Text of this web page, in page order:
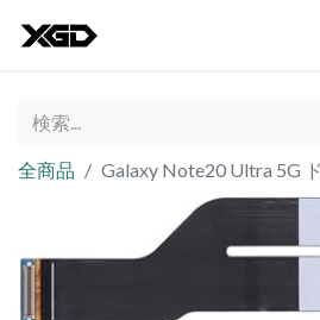
全商品 Galaxy Note20 Ultra 5G